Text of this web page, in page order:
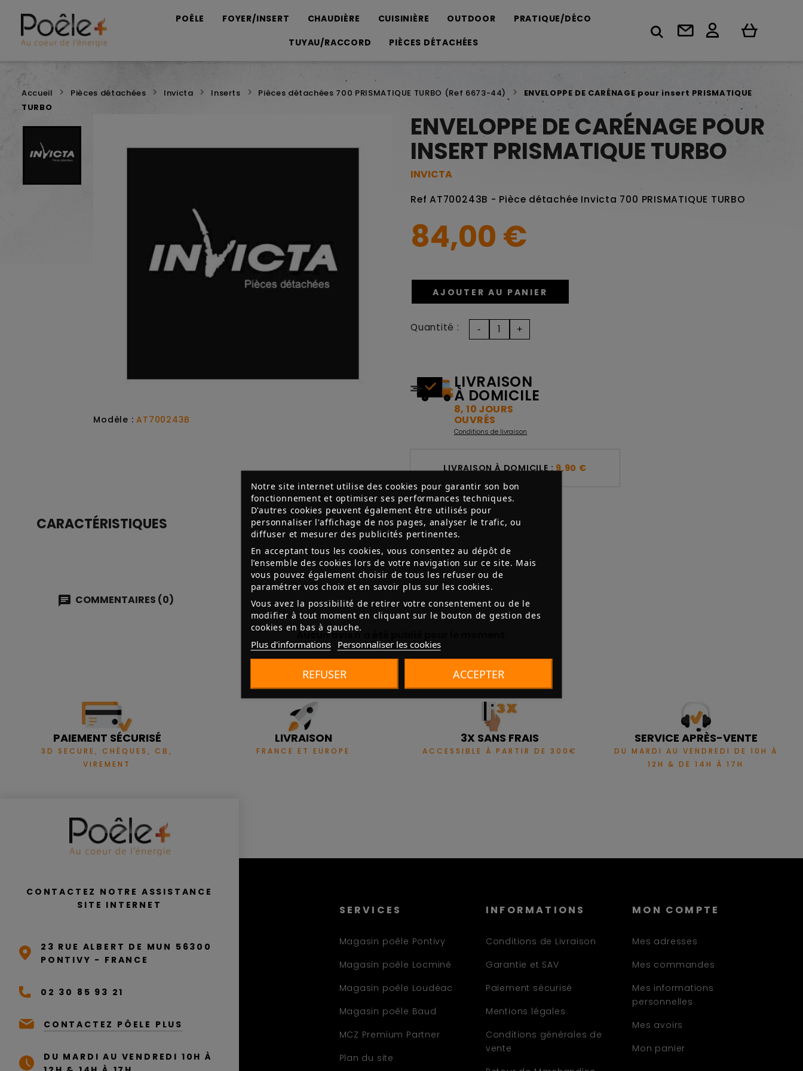
POÊLE FOYER/INSERT CHAUDIÈRE CUISINIÈRE OUTDOOR
PRATIQUE/DÉCO
TUYAU/RACCORD
PIÈCES DÉTACHÉES
Notre site internet utilise des cookies pour garantir son bon
fonctionnement et optimiser ses performances techniques.
D'autres cookies peuvent également être utilisés pour
personnaliser l'affichage de nos pages, analyser le trafic, ou
diffuser et mesurer des publicités pertinentes.
En acceptant tous les cookies, vous consentez au dépôt de
l’ensemble des cookies lors de votre navigation sur ce site. Mais
vous pouvez également choisir de tous les refuser ou de
paramétrer vos choix et en savoir plus sur les cookies.
Vous avez la possibilité de retirer votre consentement ou de le
modifier à tout moment en cliquant sur le bouton de gestion des
cookies en bas à gauche.
Plus d'informations Personnaliser les cookies
REFUSER ACCEPTER
Accueil Pièces détachées Invicta Inserts Pièces détachées 700 PRISMATIQUE TURBO (Ref 6673-44)
ENVELOPPE DE CARÉNAGE pour insert PRISMATIQUE
TURBO
Modèle :AT700243B
ENVELOPPE DE CARÉNAGE POUR
INSERT PRISMATIQUE TURBO
INVICTA
Ref AT700243B - Pièce détachée Invicta 700 PRISMATIQUE TURBO
84,00 €
AJOUTER AU PANIER
Quantité :
LIVRAISON
À DOMICILE
8, 10 JOURS
OUVRÉS
Conditions de livraison
LIVRAISON À DOMICILE :9,90 €
CARACTÉRISTIQUES
COMMENTAIRES (0)
Aucun avis n'a été publié pour le moment.
PAIEMENT SÉCURISÉ
3D SECURE, CHÈQUES, CB,
VIREMENT
LIVRAISON
FRANCE ET EUROPE
3X SANS FRAIS
ACCESSIBLE À PARTIR DE 300€
SERVICE APRÈS-VENTE
DU MARDI AU VENDREDI DE 10H À
12H & DE 14H À 17H
CONTACTEZ NOTRE ASSISTANCE
SITE INTERNET
23 RUE ALBERT DE MUN 56300
PONTIVY - FRANCE
02 30 85 93 21
CONTACTEZ PÔELE PLUS
DU MARDI AU VENDREDI 10H À
SERVICES
Magasin poêle Pontivy
Magasin poêle Locminé
Magasin poêle Loudéac
Magasin poêle Baud
MCZ Premium Partner
Plan du site
INFORMATIONS
Conditions de Livraison
Garantie et SAV
Paiement sécurisé
Mentions légales
Conditions générales de
vente
MON COMPTE
Mes adresses
Mes commandes
Mes informations
personnelles
Mes avoirs
Mon panier